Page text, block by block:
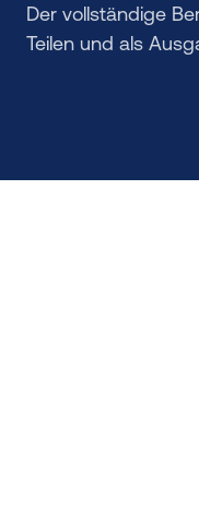
Der vollständige
Teilen und als